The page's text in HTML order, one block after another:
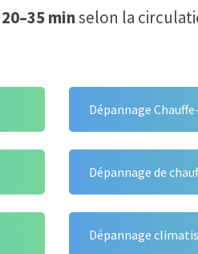
minselon la
Dépannage
Dépannage de
Dépannage